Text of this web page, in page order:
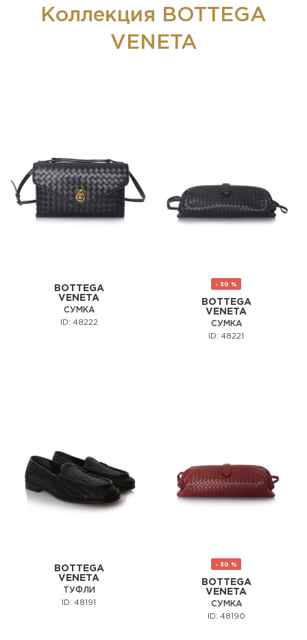
Коллекция BOTTEGA
VENETA
BOTTEGA
VENETA
СУМКА
ID: 48222
- 30 %
BOTTEGA
VENETA
СУМКА
ID: 48221
BOTTEGA
VENETA
ТУФЛИ
ID: 48191
- 30 %
BOTTEGA
VENETA
СУМКА
ID: 48190